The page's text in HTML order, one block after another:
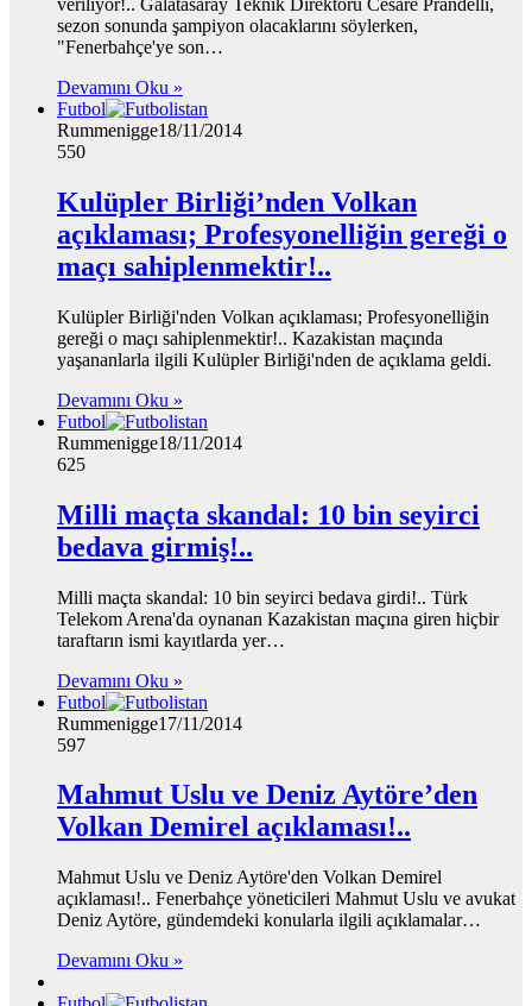
veriliyor!.. Galatasaray Teknik Direktörü Cesare Prandelli,
sezon sonunda şampiyon olacaklarını söylerken,
"Fenerbahçe'ye son…
Devamını Oku »
Futbol
Rummenigge18/11/2014
550
Kulüpler Birliği’nden Volkan
açıklaması; Profesyonelliğin gereği o
maçı sahiplenmektir!..
Kulüpler Birliği'nden Volkan açıklaması; Profesyonelliğin
gereği o maçı sahiplenmektir!.. Kazakistan maçında
yaşananlarla ilgili Kulüpler Birliği'nden de açıklama geldi.
Devamını Oku »
Futbol
Rummenigge18/11/2014
625
Milli maçta skandal: 10 bin seyirci
bedava girmiş!..
Milli maçta skandal: 10 bin seyirci bedava girdi!.. Türk
Telekom Arena'da oynanan Kazakistan maçına giren hiçbir
taraftarın ismi kayıtlarda yer…
Devamını Oku »
Futbol
Rummenigge17/11/2014
597
Mahmut Uslu ve Deniz Aytöre’den
Volkan Demirel açıklaması!..
Mahmut Uslu ve Deniz Aytöre'den Volkan Demirel
açıklaması!.. Fenerbahçe yöneticileri Mahmut Uslu ve avukat
Deniz Aytöre, gündemdeki konularla ilgili açıklamalar…
Devamını Oku »